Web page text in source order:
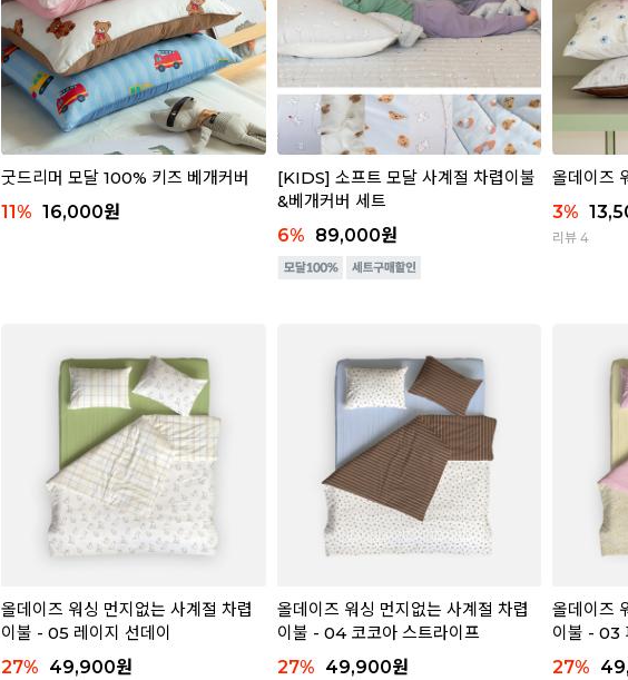
굿드리머 모달 100% 키즈 베개커버
11% 16,000원
[KIDS] 소프트 모달 사계절 차렵이불
&베개커버 세트
6% 89,000원
올데이즈
3%
리뷰 4
올데이즈 워싱 먼지없는 사계절 차렵
이불 - 05 레이지 선데이
27% 49,900원
올데이즈 워싱 먼지없는 사계절 차렵
이불 - 04 코코아 스트라이프
27% 49,900원
올데이즈
이불 - 03
27%